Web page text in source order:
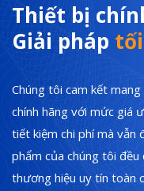
Thiết bị
Giải pháp
Chúng tôi cam kết
chính hãng với mức giá
tiết kiệm chi phí mà vẫn
phẩm của chúng tôi
thương hiệu uy tín toàn